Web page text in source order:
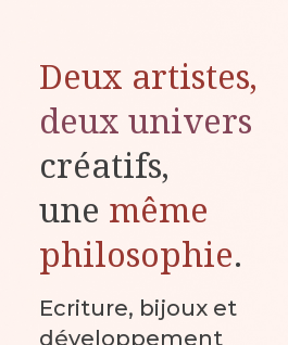
Deux artistes,
deux univers
créatifs,
une même
philosophie.
Ecriture, bijoux et
développement